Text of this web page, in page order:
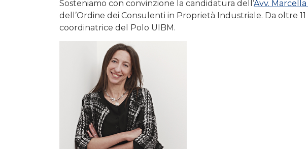
Sosteniamo con convinzione la candidatura dell’Avv.
dell’Ordine dei Consulenti in Proprietà Industriale. Da oltre
coordinatrice del Polo UIBM.